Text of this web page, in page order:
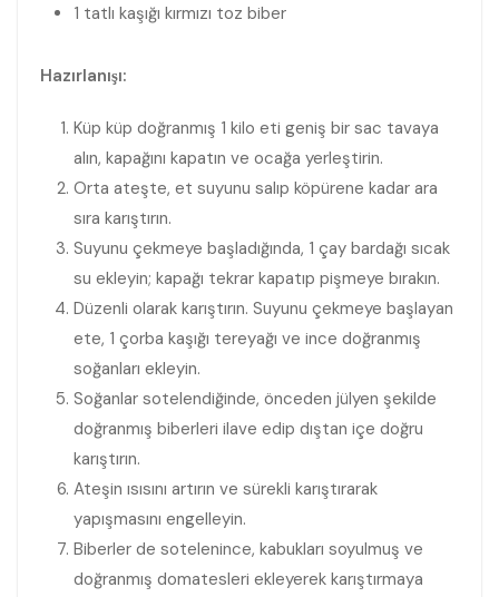
1 tatlı kaşığı kırmızı toz biber
Hazırlanışı:
Küp küp doğranmış 1 kilo eti geniş bir sac tavaya
alın, kapağını kapatın ve ocağa yerleştirin.
Orta ateşte, et suyunu salıp köpürene kadar ara
sıra karıştırın.
Suyunu çekmeye başladığında, 1 çay bardağı sıcak
su ekleyin; kapağı tekrar kapatıp pişmeye bırakın.
Düzenli olarak karıştırın. Suyunu çekmeye başlayan
ete, 1 çorba kaşığı tereyağı ve ince doğranmış
soğanları ekleyin.
Soğanlar sotelendiğinde, önceden jülyen şekilde
doğranmış biberleri ilave edip dıştan içe doğru
karıştırın.
Ateşin ısısını artırın ve sürekli karıştırarak
yapışmasını engelleyin.
Biberler de sotelenince, kabukları soyulmuş ve
doğranmış domatesleri ekleyerek karıştırmaya